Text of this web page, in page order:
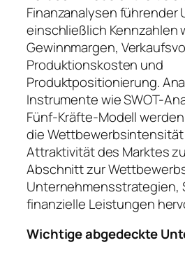
Finanzanalysen führender
einschließlich Kennzahlen
Gewinnmargen,
Produktionskosten und
Produktpositionierung.
Instrumente wie SWOT-
Fünf-Kräfte-Modell
die
Attraktivität des Marktes
Abschnitt zur
Unternehmensstrategien,
finanzielle Leistungen
Wichtige abgedeckte